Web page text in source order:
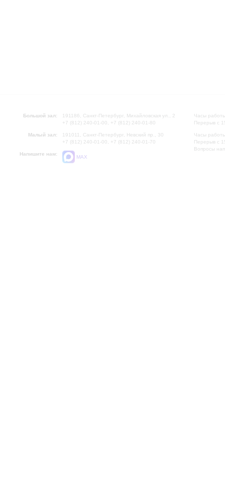
Большой зал:
191186, Санкт-Петербург, Михайловская ул., 2
+7 (812) 240-01-00, +7 (812) 240-01-80
Малый зал:
191011, Санкт-Петербург, Невский пр., 30
+7 (812) 240-01-00, +7 (812) 240-01-70
Напишите нам:
MAX
Часы
Перерыв с
Часы
Перерыв с
Вопросы